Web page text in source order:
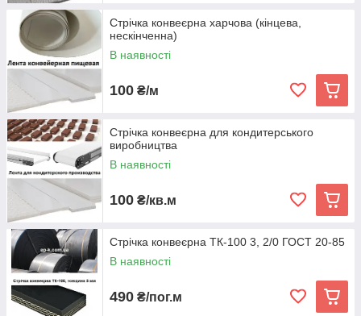
Стрічка конвеєрна харчова (кінцева,
нескінченна)
В наявності
100 ₴/м
Стрічка конвеєрна для кондитерського
виробництва
В наявності
100 ₴/кв.м
Стрічка конвеєрна ТК-100 3, 2/0 ГОСТ 20-85
В наявності
490 ₴/пог.м